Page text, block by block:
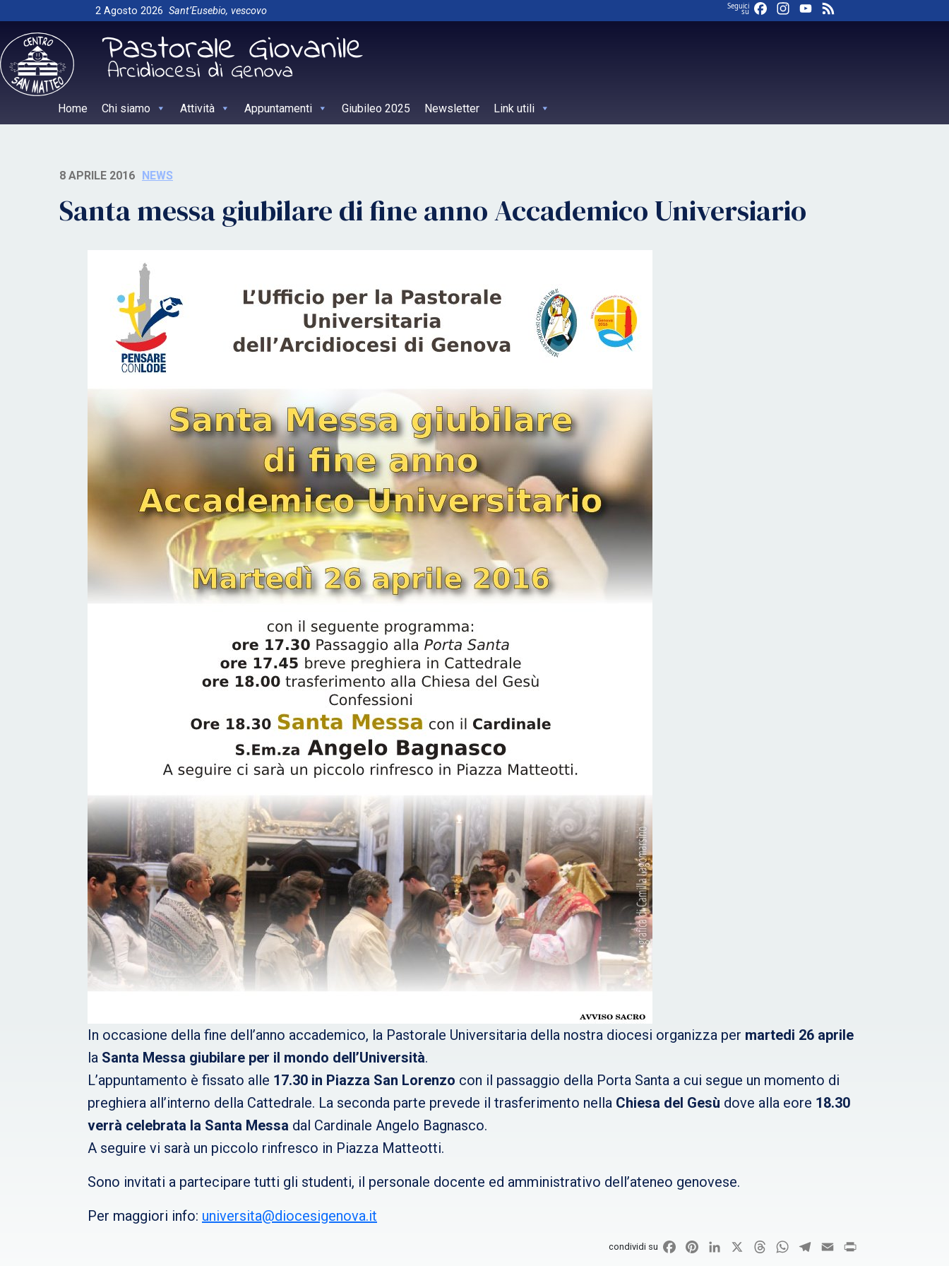
to
content
2 Agosto 2026 Sant’Eusebio, vescovo Seguici
su FacebookInstagram
YouTube
Home Chi siamo Attività Appuntamenti Giubileo 2025 Newsletter Link utili
8 APRILE 2016 NEWS
Santa messa giubilare di fine anno Accademico Universiario
In occasione della fine dell’anno accademico, la Pastorale Universitaria della nostra diocesi organizza per martedi 26 aprile
la Santa Messa giubilare per il mondo dell’Università.
L’appuntamento è fissato alle 17.30 in Piazza San Lorenzo con il passaggio della Porta Santa a cui segue un momento di
preghiera all’interno della Cattedrale. La seconda parte prevede il trasferimento nella Chiesa del Gesù dove alla eore 18.30
verrà celebrata la Santa Messa dal Cardinale Angelo Bagnasco.
A seguire vi sarà un piccolo rinfresco in Piazza Matteotti.
Sono invitati a partecipare tutti gli studenti, il personale docente ed amministrativo dell’ateneo genovese.
Per maggiori info: universita@diocesigenova.it
condividi su FacebookPinterestLinkedIn ThreadsWhatsApp
Telegram
Email